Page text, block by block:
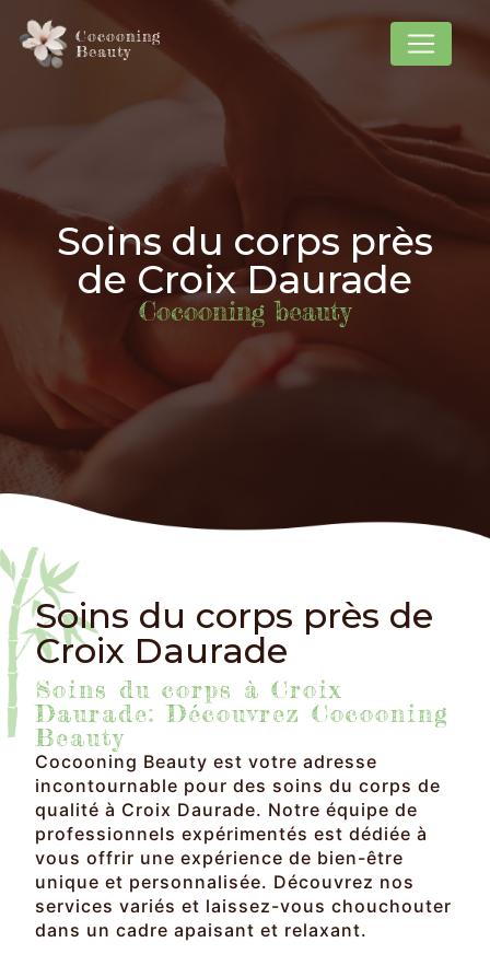
Cocooning
Beauty
Soins du corps près
de Croix Daurade
Cocooning beauty
Soins du corps près de
Croix Daurade
Soins du corps à Croix
Daurade: Découvrez Cocooning
Beauty
Cocooning Beauty est votre adresse
incontournable pour des soins du corps de
qualité à Croix Daurade. Notre équipe de
professionnels expérimentés est dédiée à
vous offrir une expérience de bien-être
unique et personnalisée. Découvrez nos
services variés et laissez-vous chouchouter
dans un cadre apaisant et relaxant.
Panneau de gestion des cookies